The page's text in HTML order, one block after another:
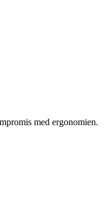
med ergonomien.